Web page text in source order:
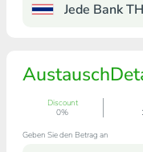
Jede Bank
Discount
0%
Geben Sie den Betrag an